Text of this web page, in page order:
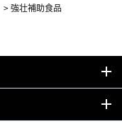
>強壮補助食品